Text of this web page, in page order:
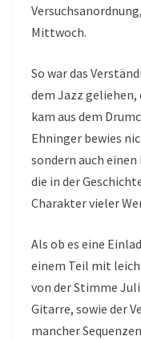
Mittwoch.
So war das
dem Jazz
kam aus dem
Ehninger bewies
sondern auch
die in der
Charakter vieler
Als ob es eine
einem Teil mit
von der Stimme
Gitarre, sowie der
mancher